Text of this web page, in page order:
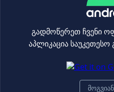
+
გადმოწერეთ ჩვენი
აპლიკაცია